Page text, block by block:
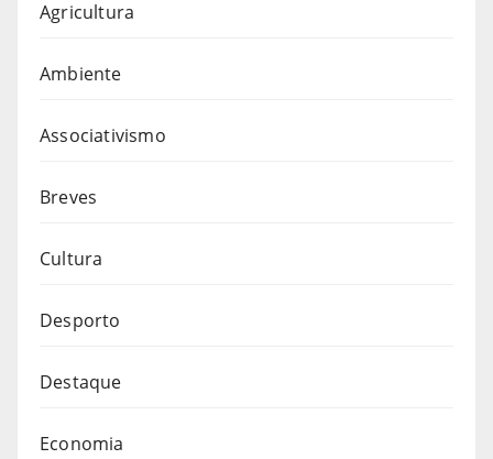
Agricultura
Ambiente
Associativismo
Breves
Cultura
Desporto
Destaque
Economia